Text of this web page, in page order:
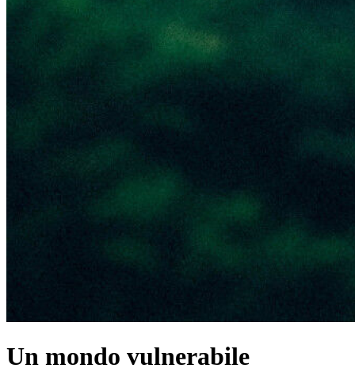
Un mondo vulnerabile